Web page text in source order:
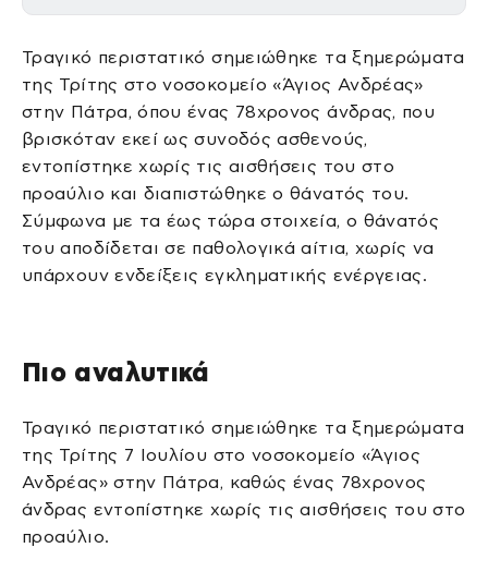
Τραγικό περιστατικό σημειώθηκε τα ξημερώματα
της Τρίτης στο νοσοκομείο «Άγιος Ανδρέας»
στην Πάτρα, όπου ένας 78χρονος άνδρας, που
βρισκόταν εκεί ως συνοδός ασθενούς,
εντοπίστηκε χωρίς τις αισθήσεις του στο
προαύλιο και διαπιστώθηκε ο θάνατός του.
Σύμφωνα με τα έως τώρα στοιχεία, ο θάνατός
του αποδίδεται σε παθολογικά αίτια, χωρίς να
υπάρχουν ενδείξεις εγκληματικής ενέργειας.
Πιο αναλυτικά
Τραγικό περιστατικό σημειώθηκε τα ξημερώματα
της Τρίτης 7 Ιουλίου στο νοσοκομείο «Άγιος
Ανδρέας» στην Πάτρα, καθώς ένας 78χρονος
άνδρας εντοπίστηκε χωρίς τις αισθήσεις του στο
προαύλιο.